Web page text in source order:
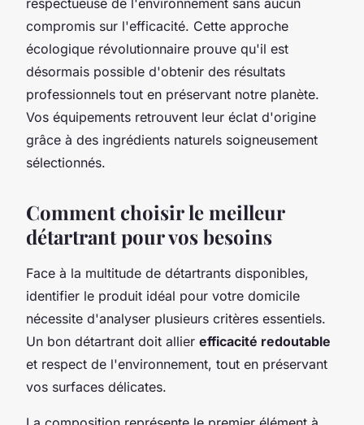
compromis sur l'efficacité. Cette approche
écologique révolutionnaire prouve qu'il est
désormais possible d'obtenir des résultats
professionnels tout en préservant notre planète.
Vos équipements retrouvent leur éclat d'origine
grâce à des ingrédients naturels soigneusement
sélectionnés.
Comment choisir le meilleur
détartrant pour vos besoins
Face à la multitude de détartrants disponibles,
identifier le produit idéal pour votre domicile
nécessite d'analyser plusieurs critères essentiels.
Un bon détartrant doit allier efficacité redoutable
et respect de l'environnement, tout en préservant
vos surfaces délicates.